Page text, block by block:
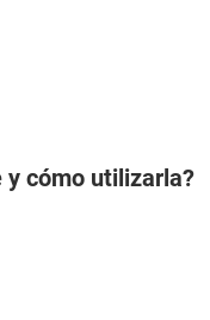
y cómo utilizarla?